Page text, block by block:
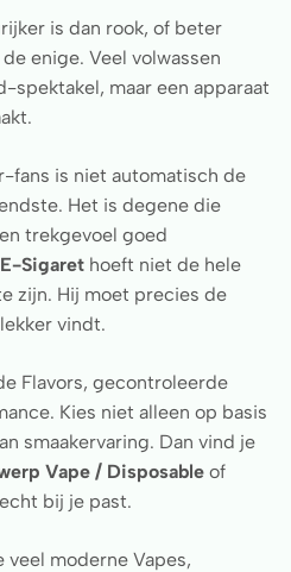
is dan rook, of beter
enige. Veel volwassen
spektakel, maar een apparaat
fans is niet automatisch de
Het is degene die
trekgevoel goed
E-Sigaret hoeft niet de hele
zijn. Hij moet precies de
vindt.
Flavors, gecontroleerde
Kies niet alleen op basis
smaakervaring. Dan vind je
Vape / Disposable of
bij je past.
veel moderne Vapes,